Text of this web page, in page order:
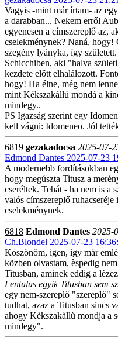
Vagyis -mint már írtam- az
a darabban... Nekem erről
egyenesen a címszereplő az,
cselekménynek? Naná, hogy!
szegény lyányka, így
Schicchiben, aki "halva
kezdete előtt elhalálozott.
hogy! Ha élne, még nem
mint Kékszakállú mondá a
mindegy..
PS Igazság szerint egy
kell vágni: Idomeneo. Jól
6819 gezakadocsa 2025-07-
Edmond Dantes 2025-07-23
A modernebb fordításokban
hogy megúszta Titusz a
cseréltek. Tehát - ha nem is a
valós címszereplő ruhacseréje
cselekménynek.
6818 Edmond Dantes 2025-
Ch.Blondel 2025-07-23
Köszönöm, igen, ìgy màr
közben olvastam, èspedig
Titusban, aminek eddig a
Lentulus egyik Titusban sem
egy nem-szereplő "szereplő"
tudhat, azaz a Titusban sincs
ahogy Kèkszakàllù mondja a
mindegy".